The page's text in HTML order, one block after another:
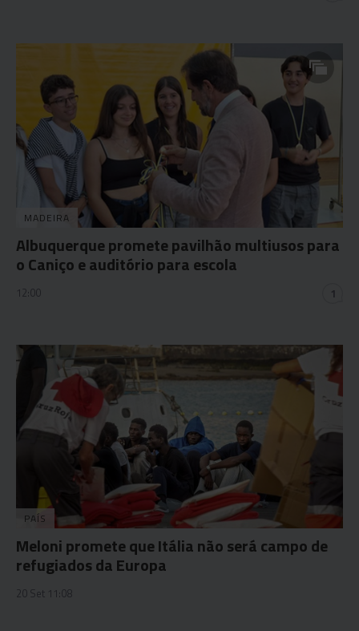
MADEIRA
Albuquerque promete pavilhão multiusos para
o Caniço e auditório para escola
12:00 1
PAÍS
Meloni promete que Itália não será campo de
refugiados da Europa
20 Set 11:08